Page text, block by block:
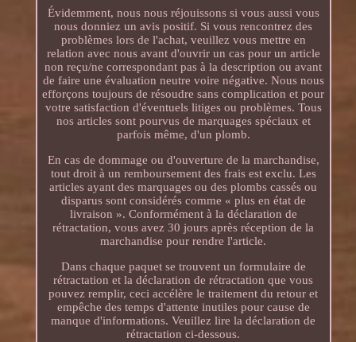
Évidemment, nous nous réjouissons si vous aussi vous
nous donniez un avis positif. Si vous rencontrez des
problèmes lors de l'achat, veuillez vous mettre en
relation avec nous avant d'ouvrir un cas pour un article
non reçu/ne correspondant pas à la description ou avant
de faire une évaluation neutre voire négative. Nous nous
efforçons toujours de résoudre sans complication et pour
votre satisfaction d'éventuels litiges ou problèmes. Tous
nos articles sont pourvus de marquages spéciaux et
parfois même, d'un plomb.
En cas de dommage ou d'ouverture de la marchandise,
tout droit à un remboursement des frais est exclu. Les
articles ayant des marquages ou des plombs cassés ou
disparus sont considérés comme « plus en état de
livraison ». Conformément à la déclaration de
rétractation, vous avez 30 jours après réception de la
marchandise pour rendre l'article.
Dans chaque paquet se trouvent un formulaire de
rétractation et la déclaration de rétractation que vous
pouvez remplir, ceci accélère le traitement du retour et
empêche des temps d'attente inutiles pour cause de
manque d'informations. Veuillez lire la déclaration de
rétractation ci-dessous.